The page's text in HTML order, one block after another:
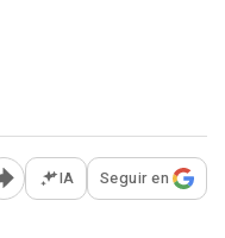
Abrir opciones para
IA Seguir en